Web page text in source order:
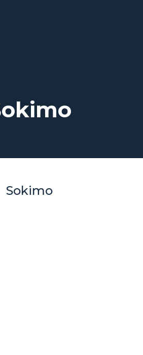
Sokimo